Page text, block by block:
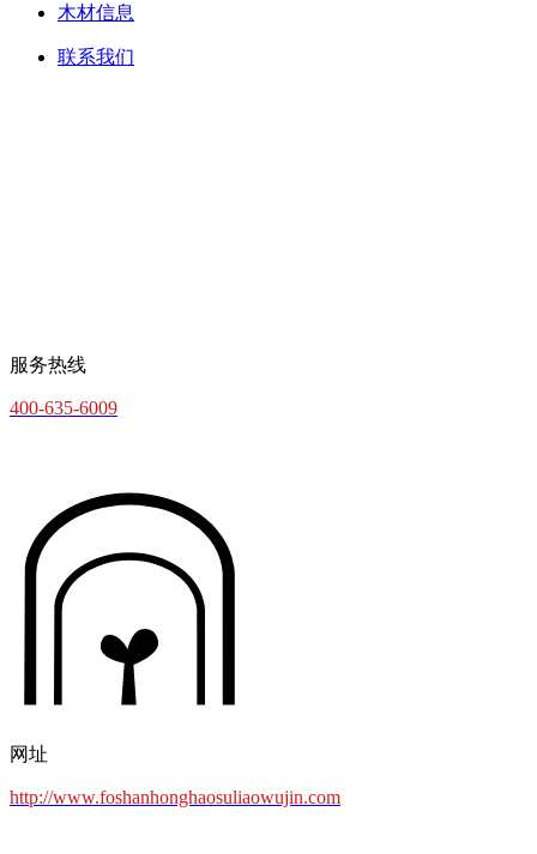
木材信息
联系我们
服务热线
400-635-6009
网址
http://www.foshanhonghaosuliaowujin.com